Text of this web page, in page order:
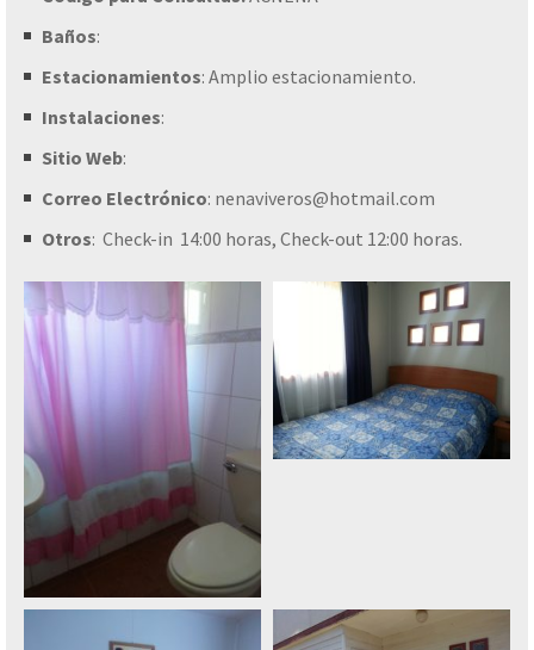
Baños:
Estacionamientos: Amplio estacionamiento.
Instalaciones:
Sitio Web:
Correo Electrónico: nenaviveros@hotmail.com
Otros: Check-in 14:00 horas, Check-out 12:00 horas.